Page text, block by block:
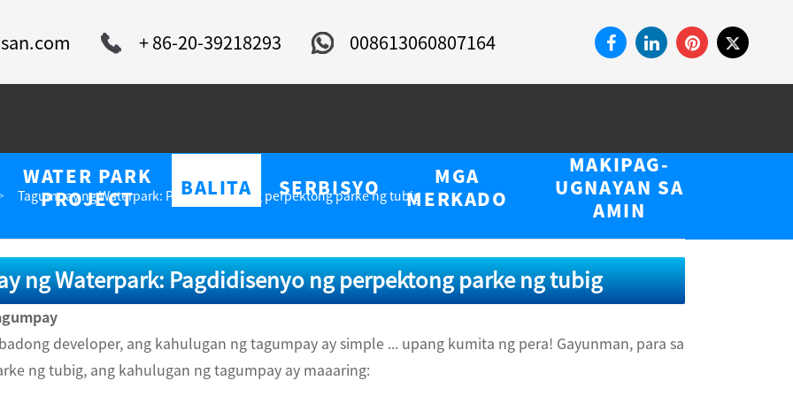
+ 86-20-39218293 008613060807164
WATER PARK
PROJECT
BALITA SERBISYO
MGA
MERKADO
MAKIPAG-
UGNAYAN SA
AMIN
Tagumpay ng Waterpark: Pagdidisenyo ng perpektong parke ng tubig
ng Waterpark: Pagdidisenyo ng perpektong parke ng tubig
developer, ang kahulugan ng tagumpay ay simple ... upang kumita ng pera! Gayunman, para sa
ng tubig, ang kahulugan ng tagumpay ay maaaring: